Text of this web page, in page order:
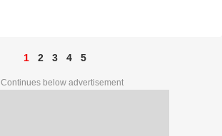
1 2 3 4 5
Continues below advertisement